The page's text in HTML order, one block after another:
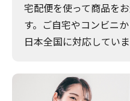
宅配便を使って商品を
す。ご自宅やコンビニ
日本全国に対応していま